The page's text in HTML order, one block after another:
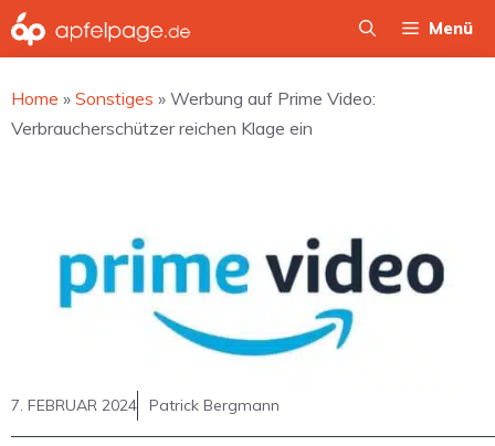
Zum
Inhalt
Menü
Home » Sonstiges » Werbung auf Prime Video:
Verbraucherschützer reichen Klage ein
7. FEBRUAR 2024 Patrick Bergmann